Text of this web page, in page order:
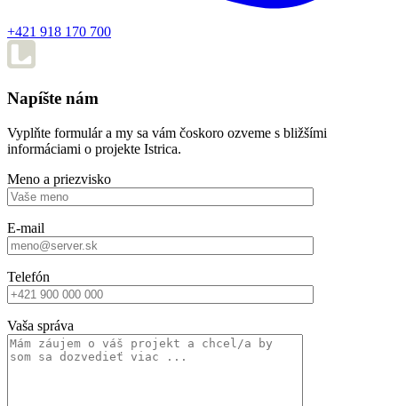
+421 918 170 700
Napíšte nám
Vyplňte formulár a my sa vám čoskoro ozveme s bližšími
informáciami o projekte Istrica.
Meno a priezvisko
E-mail
Telefón
Vaša správa